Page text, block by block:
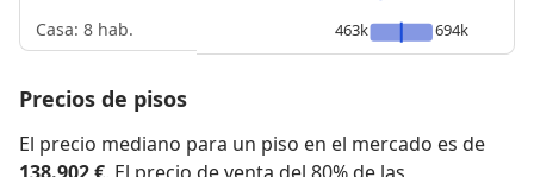
Casa: 8 hab.
463k
694k
Precios de pisos
El precio mediano para un piso en el mercado es de
138.902 €. El precio de venta del 80% de las